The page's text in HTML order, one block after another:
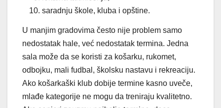
saradnju škole, kluba i opštine.
U manjim gradovima često nije problem samo
nedostatak hale, već nedostatak termina. Jedna
sala može da se koristi za košarku, rukomet,
odbojku, mali fudbal, školsku nastavu i rekreaciju.
Ako košarkaški klub dobije termine kasno uveče,
mlađe kategorije ne mogu da treniraju kvalitetno.